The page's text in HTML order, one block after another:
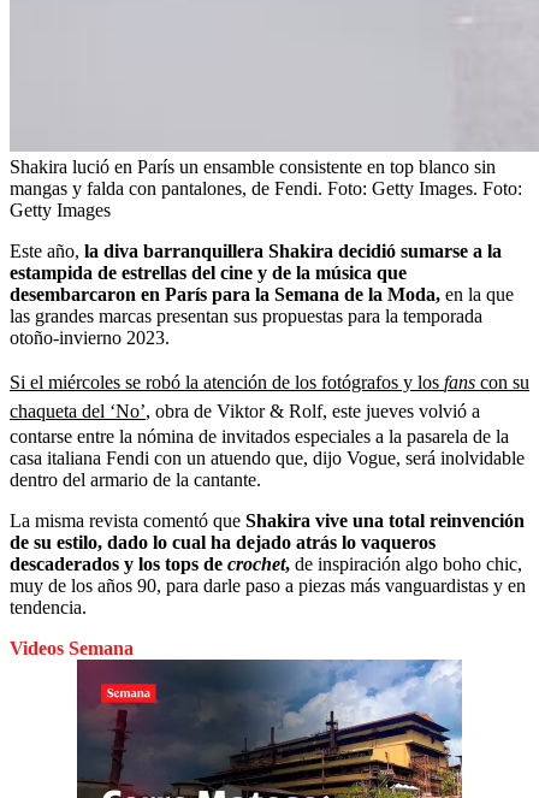
Shakira lució en París un ensamble consistente en top blanco sin
mangas y falda con pantalones, de Fendi. Foto: Getty Images. Foto:
Getty Images
Este año, la diva barranquillera Shakira decidió sumarse a la
estampida de estrellas del cine y de la música que
desembarcaron en París para la Semana de la Moda, en la que
las grandes marcas presentan sus propuestas para la temporada
otoño-invierno 2023.
Si el miércoles se robó la atención de los fotógrafos y los fans con su
chaqueta del ‘No’, obra de Viktor & Rolf, este jueves volvió a
contarse entre la nómina de invitados especiales a la pasarela de la
casa italiana Fendi con un atuendo que, dijo Vogue, será inolvidable
dentro del armario de la cantante.
La misma revista comentó que Shakira vive una total reinvención
de su estilo, dado lo cual ha dejado atrás lo vaqueros
descaderados y los tops de crochet, de inspiración algo boho chic,
muy de los años 90, para darle paso a piezas más vanguardistas y en
tendencia.
Videos Semana